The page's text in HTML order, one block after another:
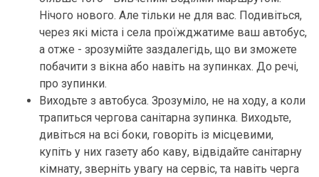
Нічого нового. Але тільки не для вас. Подивіться,
через які міста і села проїжджатиме ваш автобус,
а отже - зрозумійте заздалегідь, що ви зможете
побачити з вікна або навіть на зупинках. До речі,
про зупинки.
Виходьте з автобуса. Зрозуміло, не на ходу, а коли
трапиться чергова санітарна зупинка. Виходьте,
дивіться на всі боки, говоріть із місцевими,
купіть у них газету або каву, відвідайте санітарну
кімнату, зверніть увагу на сервіс, та навіть черга